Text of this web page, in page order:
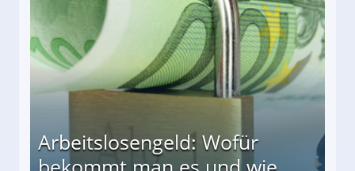
Arbeitslosengeld: Wofür